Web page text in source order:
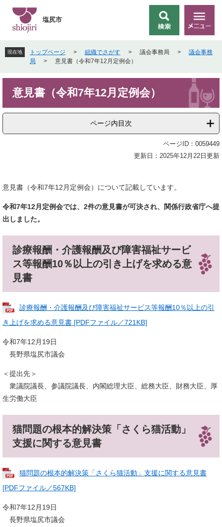
先
頭
す
を
飛
し
文
索
メ
ニ
ー
塩尻市
現在地 トップページ > 組織でさがす > 議会事務局 >
議会事務
局
> 意見書（令和7年12月定例会）
意見書（令和7年12月定例会）
ページ内目次
ページID：0059449
更新日：2025年12月22日更新
意見書（令和7年12月定例会）について記載しています。
令和7年12月定例会では、2件の意見書が可決され、関係行政省庁へ提
出しました。
診療報酬・介護報酬及び障害福祉サービ
ス等報酬10％以上の引き上げを求める意
見書
診療報酬・介護報酬及び障害福祉サービス等報酬10％以上の引
き上げを求める意見書 [PDFファイル／721KB]
令和7年12月19日
長野県塩尻市議会
＜提出先＞
衆議院議長、参議院議長、内閣総理大臣、総務大臣、財務大臣、厚
生労働大臣
猫問題の根本的解決策「さくら猫活動」
支援に関する意見書
猫問題の根本的解決策「さくら猫活動」支援に関する意見書
[PDFファイル／567KB]
令和7年12月19日
長野県塩尻市議会